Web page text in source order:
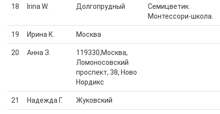
18 Irina W. Долгопрудный
Семицветик.
Монтессори-школа.
19 Ирина К. Москва
20 Анна З.
119330,Москва,
Ломоносовский
проспект, 38, Ново
Нордикс
21 Надежда Г. Жуковский